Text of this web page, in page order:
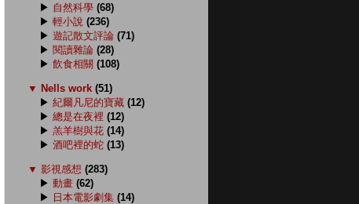
▶ 自然科學 (68)
▶ 輕小說 (236)
▶ 遊記散文評論 (71)
▶ 閱讀雜論 (28)
▶ 飲食相關 (108)
▼ Nells work (51)
▶ 紀爾凡尼的寶藏 (12)
▶ 總是在夜裡 (12)
▶ 羔羊樹與花 (14)
▶ 酒吧裡的蛇 (13)
▼ 影視感想 (283)
▶ 動畫 (62)
▶ 日本電影劇集 (14)